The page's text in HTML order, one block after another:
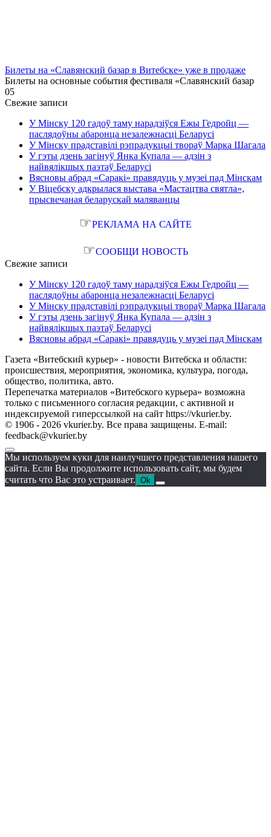
Билеты на «Славянский базар в Витебске» уже в продаже
Билеты на основные события фестиваля «Славянский базар
05
Свежие записи
У Мінску 120 гадоў таму нарадзіўся Ежы Гедройц —
паслядоўны абаронца незалежнасці Беларусі
У Мінску прадставілі рэпрадукцыі твораў Марка Шагала
У гэты дзень загінуў Янка Купала — адзін з
найвялікшых паэтаў Беларусі
Вясновы абрад «Саракі» правядуць у музеі пад Мінскам
У Віцебску адкрылася выстава «Мастацтва святла»,
прысвечаная беларускай маляванцы
☞РЕКЛАМА НА САЙТЕ
☞СООБЩИ НОВОСТЬ
Свежие записи
У Мінску 120 гадоў таму нарадзіўся Ежы Гедройц —
паслядоўны абаронца незалежнасці Беларусі
У Мінску прадставілі рэпрадукцыі твораў Марка Шагала
У гэты дзень загінуў Янка Купала — адзін з
найвялікшых паэтаў Беларусі
Вясновы абрад «Саракі» правядуць у музеі пад Мінскам
Газета «Витебский курьер» - новости Витебска и области:
происшествия, мероприятия, экономика, культура, погода,
общество, политика, авто.
Перепечатка материалов «Витебского курьера» возможна
только с письменного согласия редакции, с активной и
индексируемой гиперссылкой на сайт https://vkurier.by.
© 1906 - 2026 vkurier.by. Все права защищены. E-mail:
feedback@vkurier.by
Мы используем куки для наилучшего представления нашего
сайта. Если Вы продолжите использовать сайт, мы будем
считать что Вас это устраивает. Ok